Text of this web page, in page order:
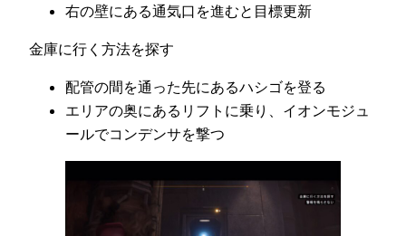
右の壁にある通気口を進むと目標更新
金庫に行く方法を探す
配管の間を通った先にあるハシゴを登る
エリアの奥にあるリフトに乗り、イオンモジュ
ールでコンデンサを撃つ